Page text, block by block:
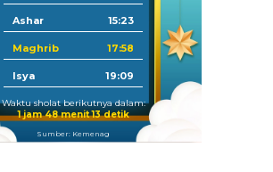
Ashar 15:23
Maghrib 17:58
Isya 19:09
Waktu sholat berikutnya dalam:
1 jam 48 menit 12 detik
Sumber: Kemenag